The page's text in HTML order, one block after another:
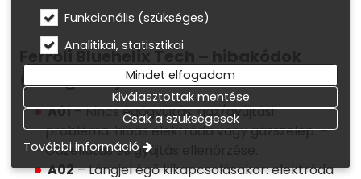
Ferroli Bluehelix Tech – hibakódok
(válogatás)
A01– Nincs égőgyújtás: gáz/gyújtási
probléma, hibás elektróda vagy gázszelep. –
Gázellátás és gyújtás ellenőrzése.
A02– Lángjel égő kikapcsolásakor: elektróda
Funkcionális (szükséges)
Analitikai, statisztikai
Mindet elfogadom
Kiválasztottak mentése
Csak a szükségesek
További információ